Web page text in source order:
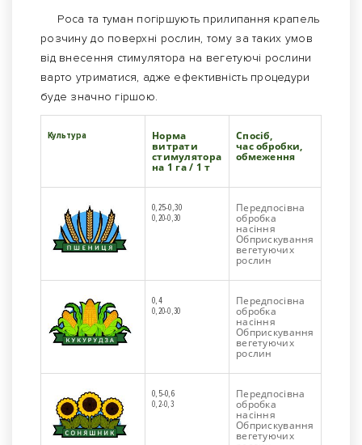
Роса та туман погіршують прилипання крапель
розчину до поверхні рослин, тому за таких умов
від внесення стимулятора на вегетуючі рослини
варто утриматися, адже ефективність процедури
буде значно гіршою.
Культура Норма
витрати
стимулятора
на 1 га / 1 т
Спосіб,
час обробки,
обмеження
0,25-0,30
0,20-0,30
Передпосівна
обробка
насіння
Обприскування
вегетуючих
рослин
0,4
0,20-0,30
Передпосівна
обробка
насіння
Обприскування
вегетуючих
рослин
0,5-0,6
0,2-0,3
Передпосівна
обробка
насіння
Обприскування
вегетуючих